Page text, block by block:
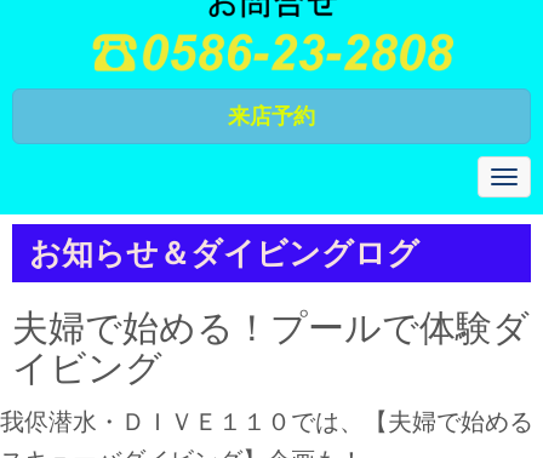
来店予約
N
a
v
o
n
お知らせ＆ダイビングログ
夫婦で始める！プールで体験ダ
イビング
我侭潜水・ＤＩＶＥ１１０では、【夫婦で始める